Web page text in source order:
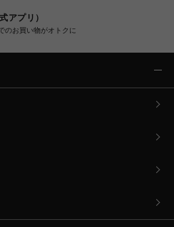
アプリ）
のお買い物がオトクに